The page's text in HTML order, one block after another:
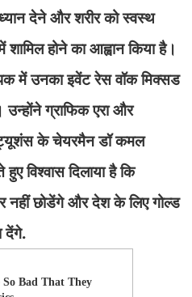
देने और शरीर को स्वस्थ
होने का आह्वान किया है।
में उनका इवेंट रेस वॉक मिक्सड
ग्राफिक एरा और
के चेयरमैन डॉ कमल
विश्वास दिलाया है कि
नहीं छोडेंगे और देश के लिए गोल्ड
देंगे.